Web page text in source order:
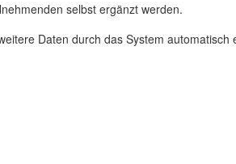
selbst ergänzt werden.
Daten durch das System automatisch